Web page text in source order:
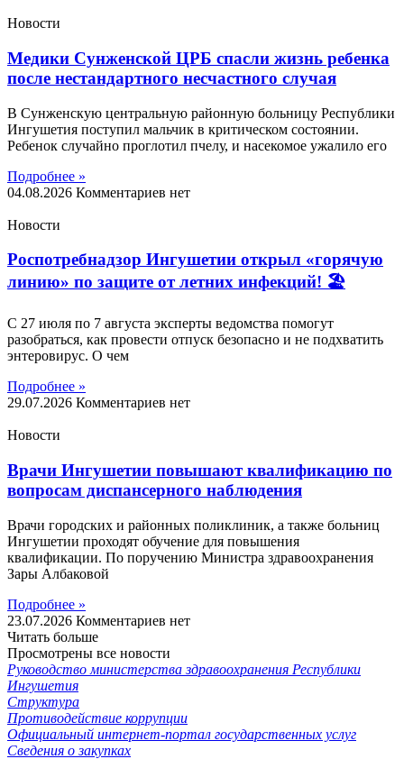
Новости
Медики Сунженской ЦРБ спасли жизнь ребенка
после нестандартного несчастного случая
В Сунженскую центральную районную больницу Республики
Ингушетия поступил мальчик в критическом состоянии.
Ребенок случайно проглотил пчелу, и насекомое ужалило его
Подробнее »
04.08.2026 Комментариев нет
Новости
Роспотребнадзор Ингушетии открыл «горячую
линию» по защите от летних инфекций! 🏖
С 27 июля по 7 августа эксперты ведомства помогут
разобраться, как провести отпуск безопасно и не подхватить
энтеровирус. О чем
Подробнее »
29.07.2026 Комментариев нет
Новости
Врачи Ингушетии повышают квалификацию по
вопросам диспансерного наблюдения
Врачи городских и районных поликлиник, а также больниц
Ингушетии проходят обучение для повышения
квалификации. По поручению Министра здравоохранения
Зары Албаковой
Подробнее »
23.07.2026 Комментариев нет
Читать больше
Просмотрены все новости
Руководство министерства здравоохранения Республики
Ингушетия
Структура
Противодействие коррупции
Официальный интернет-портал государственных услуг
Сведения о закупках